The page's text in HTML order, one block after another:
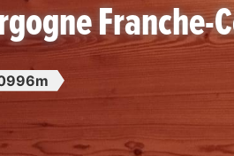
Franche-